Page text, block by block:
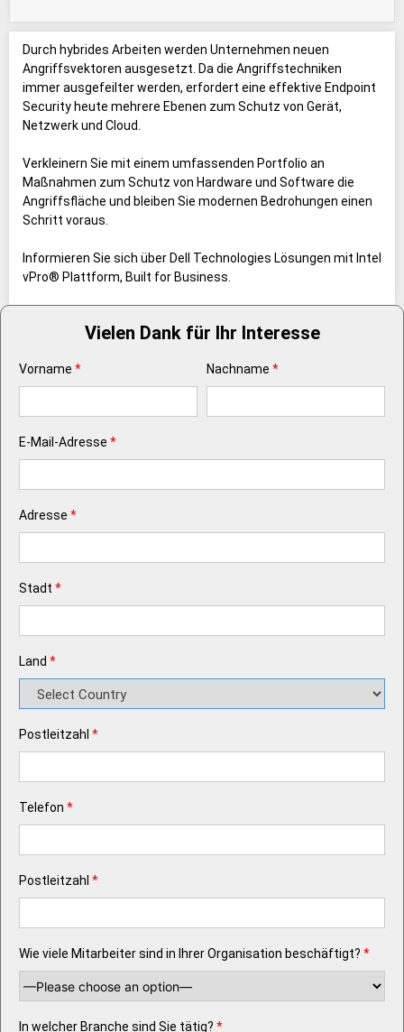
Durch hybrides Arbeiten werden Unternehmen neuen
Angriffsvektoren ausgesetzt. Da die Angriffstechniken
immer ausgefeilter werden, erfordert eine effektive Endpoint
Security heute mehrere Ebenen zum Schutz von Gerät,
Netzwerk und Cloud.
Verkleinern Sie mit einem umfassenden Portfolio an
Maßnahmen zum Schutz von Hardware und Software die
Angriffsfläche und bleiben Sie modernen Bedrohungen einen
Schritt voraus.
Informieren Sie sich über Dell Technologies Lösungen mit Intel
vPro® Plattform, Built for Business.
Vielen Dank für Ihr Interesse
Vorname * Nachname *
E-Mail-Adresse *
Adresse *
Stadt *
Land *
Postleitzahl *
Telefon *
Postleitzahl *
Wie viele Mitarbeiter sind in Ihrer Organisation beschäftigt? *
In welcher Branche sind Sie tätig? *